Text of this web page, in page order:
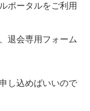
ポータルをご利用
退会専用フォーム
し込めばいいので